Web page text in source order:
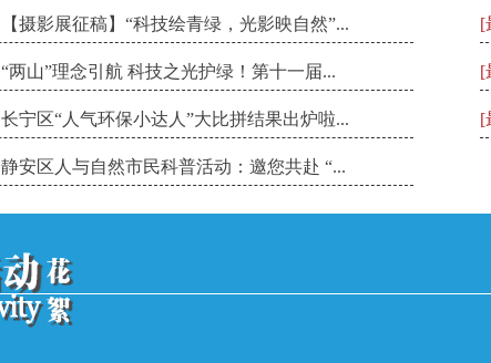
【摄影展征稿】“科技绘青绿，光影映自然”... [
“两山”理念引航 科技之光护绿！第十一届... [
长宁区“人气环保小达人”大比拼结果出炉啦... [
静安区人与自然市民科普活动：邀您共赴 “...